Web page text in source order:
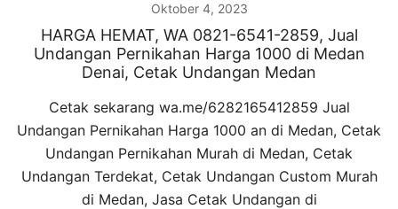
Oktober 4, 2023
HARGA HEMAT, WA 0821-6541-2859, Jual
Undangan Pernikahan Harga 1000 di Medan
Denai, Cetak Undangan Medan
Cetak sekarang wa.me/6282165412859 Jual
Undangan Pernikahan Harga 1000 an di Medan, Cetak
Undangan Pernikahan Murah di Medan, Cetak
Undangan Terdekat, Cetak Undangan Custom Murah
di Medan, Jasa Cetak Undangan di